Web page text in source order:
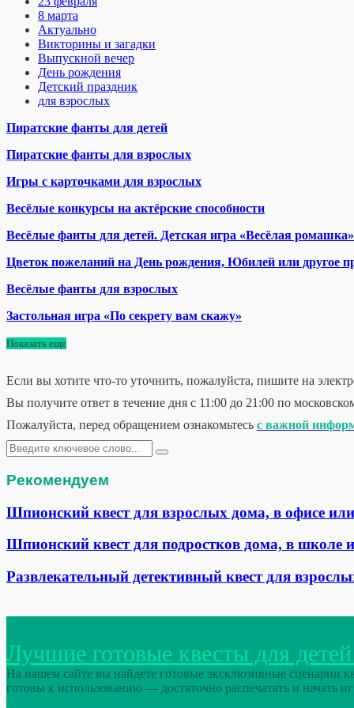
8 марта
Актуально
Викторины и загадки
Выпускной вечер
День рождения
Детский праздник
для взрослых
Пиратские фанты для детей
Пиратские фанты для взрослых
Игры с карточками для взрослых
Весёлые конкурсы на актёрские способности
Весёлые фанты для детей. Детская игра «Весёлая
Цветок пожеланий на День рождения, Юбилей или другое
Весёлые фанты для взрослых
Застольная игра «По секрету вам скажу»
Показать еще
Если вы хотите что-то уточнить, пожалуйста, пишите на
Вы получите ответ в течение дня с 11:00 до 21:00 по
Пожалуйста, перед обращением ознакомьтесь с важной
Искать:
Поиск
Рекомендуем
Шпионский квест для взрослых дома, в офисе
Шпионский квест для подростков дома, в школе
Развлекательный детективный квест для
Лучшие готовые квесты для
На нашем сайте вы найдете готовые эксклюзивные сценарии
готовы к использованию — достаточно распечатать и начать